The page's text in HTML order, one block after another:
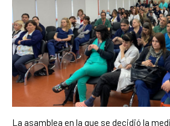
La asamblea en la que se decidió la